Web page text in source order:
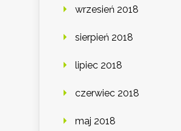
wrzesień 2018
sierpień 2018
lipiec 2018
czerwiec 2018
maj 2018